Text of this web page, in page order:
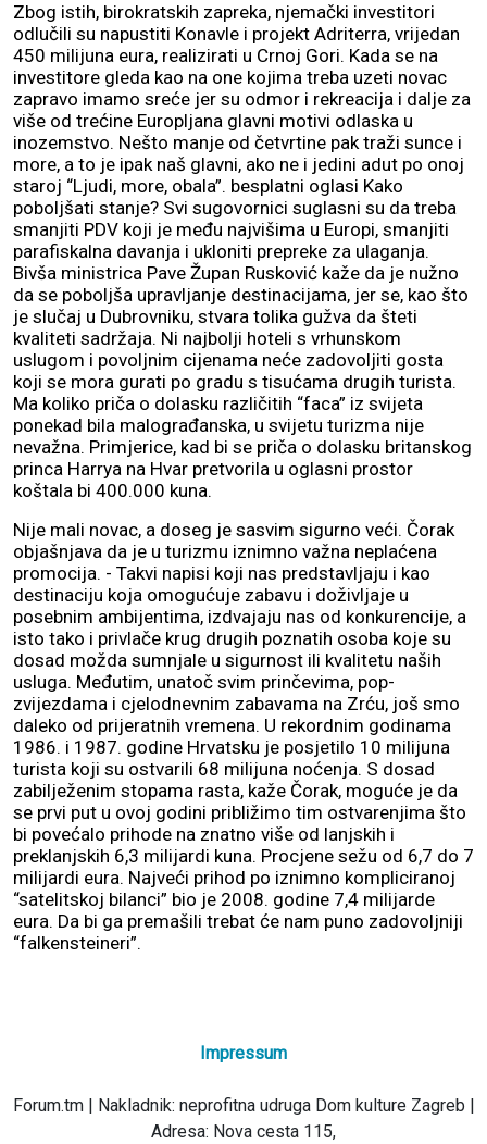
Zbog istih, birokratskih zapreka, njemački investitori
odlučili su napustiti Konavle i projekt Adriterra, vrijedan
450 milijuna eura, realizirati u Crnoj Gori. Kada se na
investitore gleda kao na one kojima treba uzeti novac
zapravo imamo sreće jer su odmor i rekreacija i dalje za
više od trećine Europljana glavni motivi odlaska u
inozemstvo. Nešto manje od četvrtine pak traži sunce i
more, a to je ipak naš glavni, ako ne i jedini adut po onoj
staroj “Ljudi, more, obala”. besplatni oglasi Kako
poboljšati stanje? Svi sugovornici suglasni su da treba
smanjiti PDV koji je među najvišima u Europi, smanjiti
parafiskalna davanja i ukloniti prepreke za ulaganja.
Bivša ministrica Pave Župan Rusković kaže da je nužno
da se poboljša upravljanje destinacijama, jer se, kao što
je slučaj u Dubrovniku, stvara tolika gužva da šteti
kvaliteti sadržaja. Ni najbolji hoteli s vrhunskom
uslugom i povoljnim cijenama neće zadovoljiti gosta
koji se mora gurati po gradu s tisućama drugih turista.
Ma koliko priča o dolasku različitih “faca” iz svijeta
ponekad bila malograđanska, u svijetu turizma nije
nevažna. Primjerice, kad bi se priča o dolasku britanskog
princa Harrya na Hvar pretvorila u oglasni prostor
koštala bi 400.000 kuna.
Nije mali novac, a doseg je sasvim sigurno veći. Čorak
objašnjava da je u turizmu iznimno važna neplaćena
promocija. - Takvi napisi koji nas predstavljaju i kao
destinaciju koja omogućuje zabavu i doživljaje u
posebnim ambijentima, izdvajaju nas od konkurencije, a
isto tako i privlače krug drugih poznatih osoba koje su
dosad možda sumnjale u sigurnost ili kvalitetu naših
usluga. Međutim, unatoč svim prinčevima, pop-
zvijezdama i cjelodnevnim zabavama na Zrću, još smo
daleko od prijeratnih vremena. U rekordnim godinama
1986. i 1987. godine Hrvatsku je posjetilo 10 milijuna
turista koji su ostvarili 68 milijuna noćenja. S dosad
zabilježenim stopama rasta, kaže Čorak, moguće je da
se prvi put u ovoj godini približimo tim ostvarenjima što
bi povećalo prihode na znatno više od lanjskih i
preklanjskih 6,3 milijardi kuna. Procjene sežu od 6,7 do 7
milijardi eura. Najveći prihod po iznimno kompliciranoj
“satelitskoj bilanci” bio je 2008. godine 7,4 milijarde
eura. Da bi ga premašili trebat će nam puno zadovoljniji
“falkensteineri”.
Impressum
Forum.tm | Nakladnik: neprofitna udruga Dom kulture Zagreb |
Adresa: Nova cesta 115,